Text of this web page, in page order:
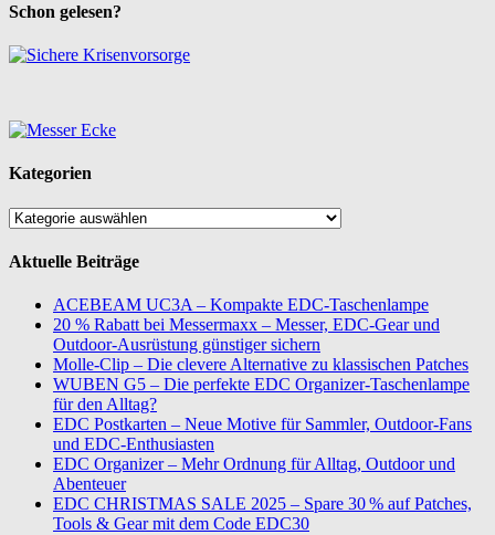
Schon gelesen?
Kategorien
Kategorien
Aktuelle Beiträge
ACEBEAM UC3A – Kompakte EDC-Taschenlampe
20 % Rabatt bei Messermaxx – Messer, EDC-Gear und
Outdoor-Ausrüstung günstiger sichern
Molle-Clip – Die clevere Alternative zu klassischen Patches
WUBEN G5 – Die perfekte EDC Organizer-Taschenlampe
für den Alltag?
EDC Postkarten – Neue Motive für Sammler, Outdoor-Fans
und EDC-Enthusiasten
EDC Organizer – Mehr Ordnung für Alltag, Outdoor und
Abenteuer
EDC CHRISTMAS SALE 2025 – Spare 30 % auf Patches,
Tools & Gear mit dem Code EDC30